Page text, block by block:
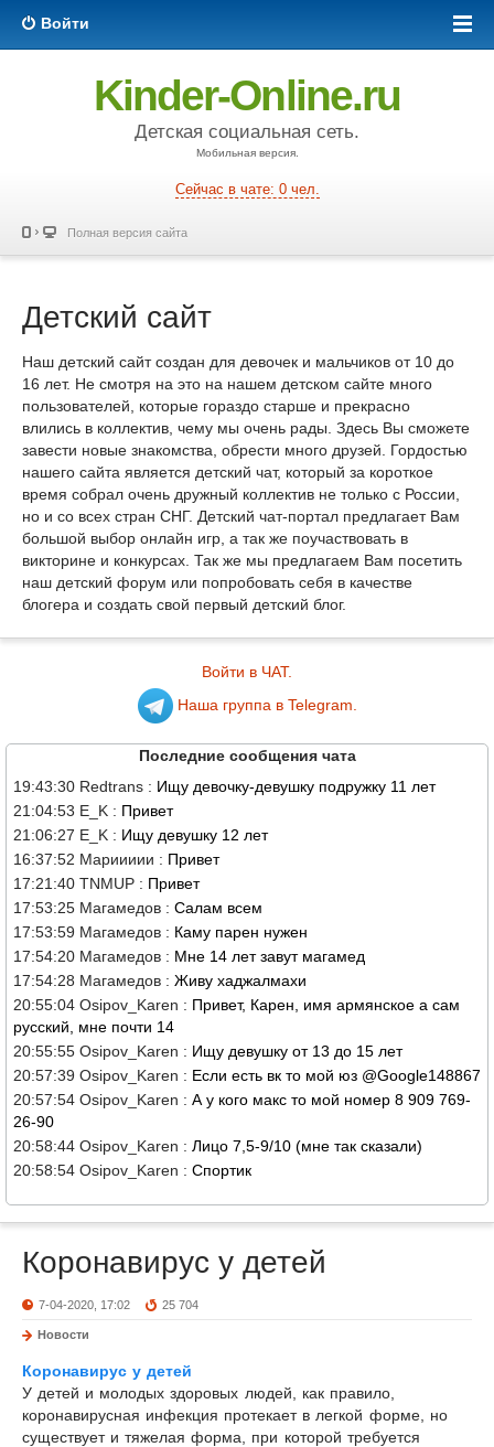
Войти
Kinder-Online.ru
Детская социальная сеть.
Мобильная версия.
Сейчас в чате: 0 чел.
Полная версия сайта
Детский сайт
Наш детский сайт создан для девочек и мальчиков от 10 до
16 лет. Не смотря на это на нашем детском сайте много
пользователей, которые гораздо старше и прекрасно
влились в коллектив, чему мы очень рады. Здесь Вы сможете
завести новые знакомства, обрести много друзей. Гордостью
нашего сайта является детский чат, который за короткое
время собрал очень дружный коллектив не только с России,
но и со всех стран СНГ. Детский чат-портал предлагает Вам
большой выбор онлайн игр, а так же поучаствовать в
викторине и конкурсах. Так же мы предлагаем Вам посетить
наш детский форум или попробовать себя в качестве
блогера и создать свой первый детский блог.
Войти в ЧАТ.
Наша группа в Telegram.
Последние сообщения чата
19:43:30 Redtrans : Ищу девочку-девушку подружку 11 лет
21:04:53 E_K : Привет
21:06:27 E_K : Ищу девушку 12 лет
16:37:52 Мариииии : Привет
17:21:40 TNMUP : Привет
17:53:25 Магамедов : Салам всем
17:53:59 Магамедов : Каму парен нужен
17:54:20 Магамедов : Мне 14 лет завут магамед
17:54:28 Магамедов : Живу хаджалмахи
20:55:04 Osipov_Karen : Привет, Карен, имя армянское а сам
русский, мне почти 14
20:55:55 Osipov_Karen : Ищу девушку от 13 до 15 лет
20:57:39 Osipov_Karen : Если есть вк то мой юз @Google148867
20:57:54 Osipov_Karen : А у кого макс то мой номер 8 909 769-
26-90
20:58:44 Osipov_Karen : Лицо 7,5-9/10 (мне так сказали)
20:58:54 Osipov_Karen : Спортик
Коронавирус у детей
7-04-2020, 17:02 25 704
Новости
Коронавирус у детей
У детей и молодых здоровых людей, как правило,
коронавирусная инфекция протекает в легкой форме, но
существует и тяжелая форма, при которой требуется